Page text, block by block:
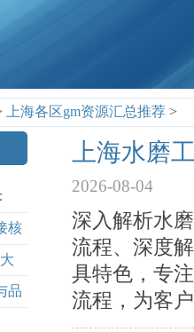
上海各区gm资源汇总推荐 >
核
品
上海水磨
2026-08-04
深入解析水
流程、深度
具特色，专
流程，为客